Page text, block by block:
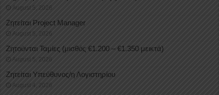
August 5, 2026
Ζητείται Project Manager
August 5, 2026
Ζητούνται Ταμίες (μισθός €1.200 – €1.350 μεικτά)
August 5, 2026
Ζητείται Υπεύθυνος/η Λογιστηρίου
August 4, 2026